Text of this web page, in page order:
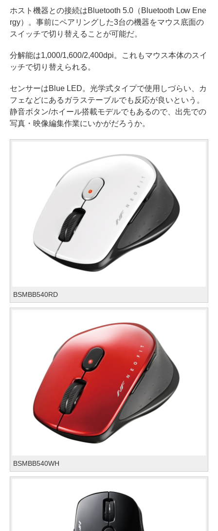
ホスト機器との接続はBluetooth 5.0（Bluetooth Low Ene
rgy）。事前にペアリングした3台の機器をマウス底面の
スイッチで切り替えることが可能だ。
分解能は1,000/1,600/2,400dpi。これもマウス本体のスイ
ッチで切り替えられる。
センサーはBlue LED。光学式タイプで使用しづらい、カ
フェなどにあるガラステーブルでも反応が良いという。
静音ボタン/ホイール搭載モデルでもあるので、出先での
写真・映像編集作業にいかがだろうか。
BSMBB540RD
BSMBB540WH